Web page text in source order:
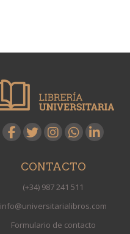
CONTACTO
(+34) 987 241 511
info@universitarialibros.com
Formulario de contacto